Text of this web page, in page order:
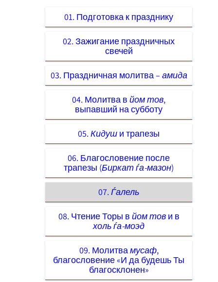
01. Подготовка к празднику
02. Зажигание праздничных
свечей
03. Праздничная молитва – амида
04. Молитва в йом тов,
выпавший на субботу
05. Кидуш и трапезы
06. Благословение после
трапезы (Биркат ѓа-мазон)
07. Ѓалель
08. Чтение Торы в йом тови в
холь ѓа-моэд
09. Молитвамусаф,
благословение «И да будешь Ты
благосклонен»